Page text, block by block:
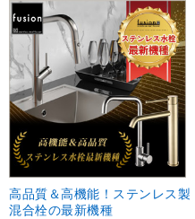
高品質＆高機能！ステンレス製
混合栓の最新機種